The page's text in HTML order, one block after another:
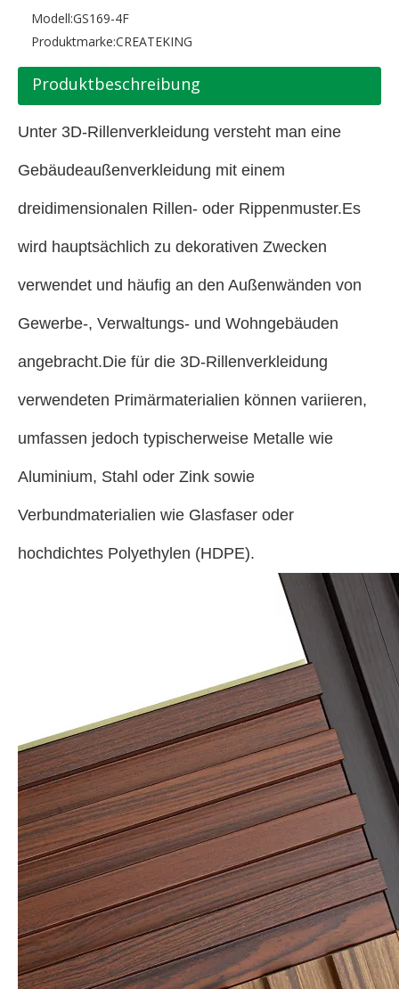
Modell:GS169-4F
Produktmarke:CREATEKING
Produktbeschreibung
Unter 3D-Rillenverkleidung versteht man eine
Gebäudeaußenverkleidung mit einem
dreidimensionalen Rillen- oder Rippenmuster.Es
wird hauptsächlich zu dekorativen Zwecken
verwendet und häufig an den Außenwänden von
Gewerbe-, Verwaltungs- und Wohngebäuden
angebracht.Die für die 3D-Rillenverkleidung
verwendeten Primärmaterialien können variieren,
umfassen jedoch typischerweise Metalle wie
Aluminium, Stahl oder Zink sowie
Verbundmaterialien wie Glasfaser oder
hochdichtes Polyethylen (HDPE).